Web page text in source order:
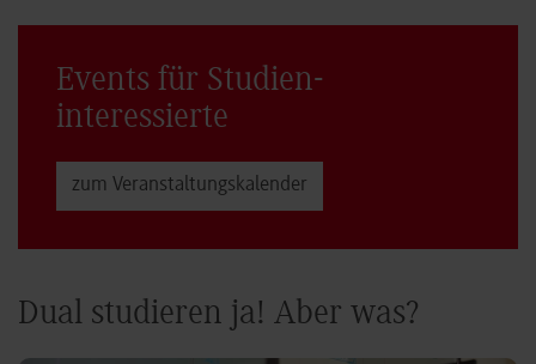
Events für Studien­
interessierte
zum Veranstaltungs­kalender
Dual studieren ja! Aber was?